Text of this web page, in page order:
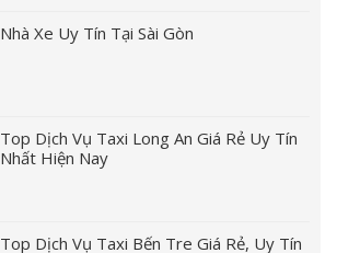
Nhà Xe Uy Tín Tại Sài Gòn
Top Dịch Vụ Taxi Long An Giá Rẻ Uy Tín
Nhất Hiện Nay
Top Dịch Vụ Taxi Bến Tre Giá Rẻ, Uy Tín